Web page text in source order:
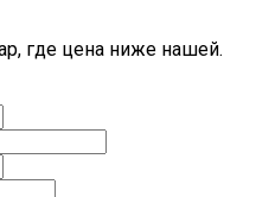
где цена ниже нашей.